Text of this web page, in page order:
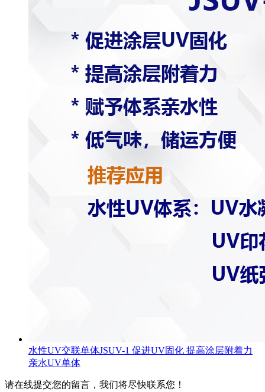
水性UV交联单体JSUV-1 促进UV固化 提高涂层附着力
亲水UV单体
请在线提交您的留言，我们将尽快联系您！